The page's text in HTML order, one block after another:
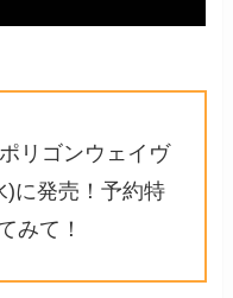
リゴンウェイヴ
)に発売！予約特
みて！